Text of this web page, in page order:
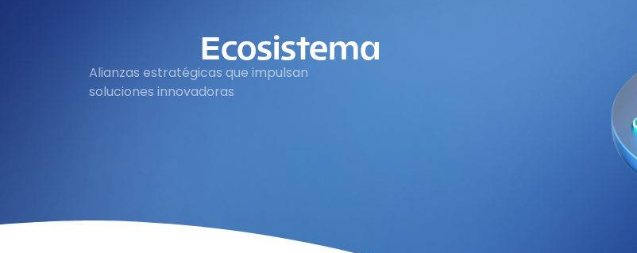
Ecosistema
Alianzas estratégicas que impulsan
soluciones innovadoras